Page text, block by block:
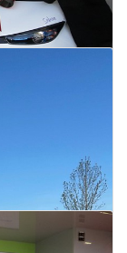
Lees meer
Lees meer